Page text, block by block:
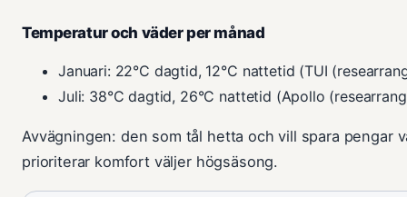
Temperatur och väder per månad
Januari: 22°C dagtid, 12°C nattetid (TUI
Juli: 38°C dagtid, 26°C nattetid (Apollo
Avvägningen: den som tål hetta och vill spara pengar
prioriterar komfort väljer högsäsong.